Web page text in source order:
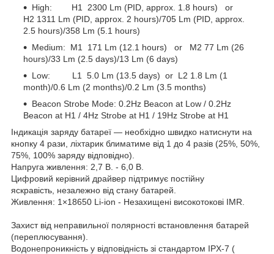
High: H1 2300 Lm (PID, approx. 1.8 hours) or
H2 1311 Lm (PID, approx. 2 hours)/705 Lm (PID, approx.
2.5 hours)/358 Lm (5.1 hours)
Medium: M1 171 Lm (12.1 hours) or M2 77 Lm (26
hours)/33 Lm (2.5 days)/13 Lm (6 days)
Low: L1 5.0 Lm (13.5 days) or L2 1.8 Lm (1
month)/0.6 Lm (2 months)/0.2 Lm (3.5 months)
Beacon Strobe Mode: 0.2Hz Beacon at Low / 0.2Hz
Beacon at H1 / 4Hz Strobe at H1 / 19Hz Strobe at H1
Індикація заряду батареї — необхідно швидко натиснути на
кнопку 4 рази, ліхтарик блиматиме від 1 до 4 разів (25%, 50%,
75%, 100% заряду відповідно).
Напруга живлення: 2,7 В. - 6,0 В.
Цифровий керівний драйвер підтримує постійну
яскравість, незалежно від стану батарей.
Живлення: 1×18650 Li-ion - Незахищені високотокові IMR.
Захист від неправильної полярності встановлення батарей
(переплюсування).
Водонепроникність у відповідність зі стандартом IPX-7 (